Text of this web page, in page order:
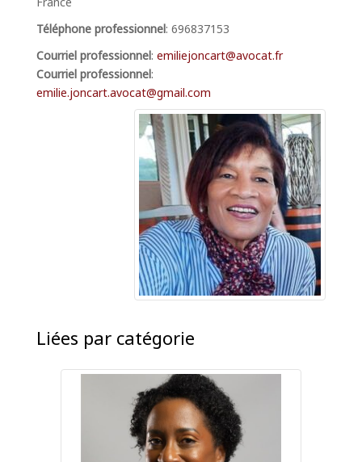
Téléphone professionnel: 696837153
Courriel professionnel: emiliejoncart@avocat.fr
Courriel professionnel:
emilie.joncart.avocat@gmail.com
Liées par catégorie